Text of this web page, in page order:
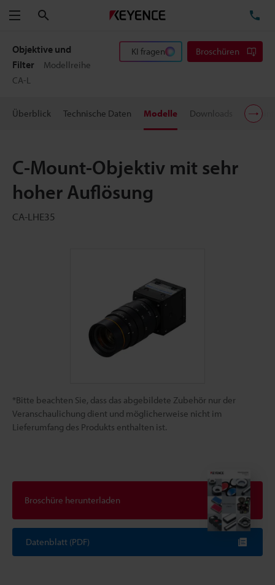
Menü
Objektive und
Filter
Modellreihe
CA-L
KI fragen Broschüren
Überblick Technische Daten Modelle Downloads
C-Mount-Objektiv mit sehr
hoher Auflösung
CA-LHE35
*Bitte beachten Sie, dass das abgebildete Zubehör nur der
Veranschaulichung dient und möglicherweise nicht im
Lieferumfang des Produkts enthalten ist.
Broschüre herunterladen
Datenblatt (PDF)